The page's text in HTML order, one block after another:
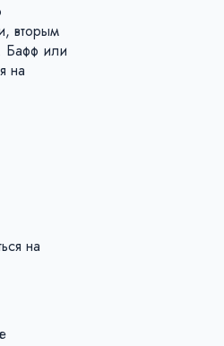
вторым
Бафф или
на
на